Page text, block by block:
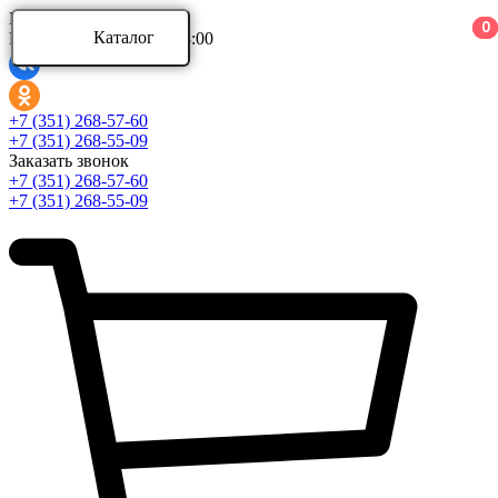
Ваш город:
Режим работы: 9:00 - 18:00
+7 (351) 268-57-60
+7 (351) 268-55-09
Заказать звонок
+7 (351) 268-57-60
+7 (351) 268-55-09
0
0
0
Каталог
Каталог
Аксессуары для ванной комнаты
Аксессуары для ванной комнаты Aquatek
Аксессуары для ванной комнаты BERGES
Развернуть (4)
Ванны и комплектующие
Ванны акриловые
Ванны асимметричные
Ванны стальные